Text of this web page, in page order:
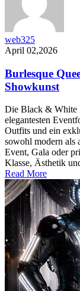
web325
April 02,2026
Burlesque
Showkunst
Die Black & White
elegantesten
Outfits und ein
sowohl modern als
Event, Gala oder
Klasse, Ästhetik
Read More